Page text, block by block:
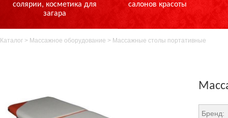
солярии, косметика для
загара
салонов красоты
Каталог > Массажное оборудование > Массажные столы портативные
Бренд: